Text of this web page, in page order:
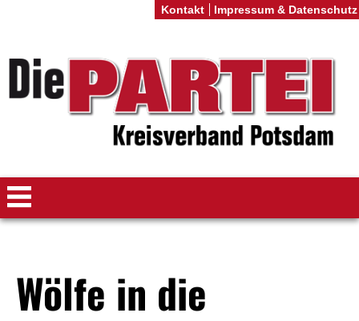
Wölfe in die
Kontakt Impressum & Datenschutz